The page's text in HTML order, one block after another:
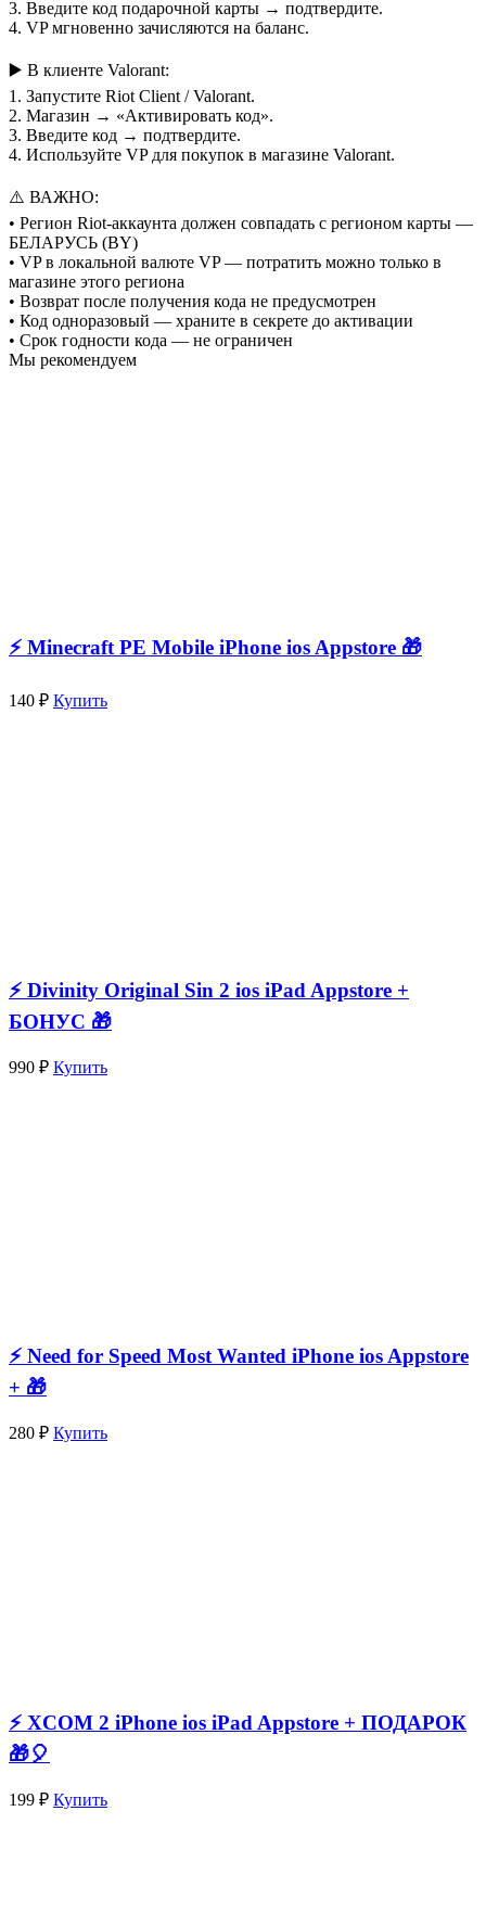
3. Введите код подарочной карты → подтвердите.
4. VP мгновенно зачисляются на баланс.
▶️ В клиенте Valorant:
1. Запустите Riot Client / Valorant.
2. Магазин → «Активировать код».
3. Введите код → подтвердите.
4. Используйте VP для покупок в магазине Valorant.
⚠️ ВАЖНО:
• Регион Riot-аккаунта должен совпадать с регионом карты —
БЕЛАРУСЬ (BY)
• VP в локальной валюте VP — потратить можно только в
магазине этого региона
• Возврат после получения кода не предусмотрен
• Код одноразовый — храните в секрете до активации
• Срок годности кода — не ограничен
Мы рекомендуем
⚡️ Minecraft PE Mobile iPhone ios Appstore 🎁
140 ₽ Купить
⚡️ Divinity Original Sin 2 ios iPad Appstore +
БОНУС 🎁
990 ₽ Купить
⚡️ Need for Speed Most Wanted iPhone ios Appstore
+ 🎁
280 ₽ Купить
⚡️ XCOM 2 iPhone ios iPad Appstore + ПОДАРОК
🎁🎈
199 ₽ Купить